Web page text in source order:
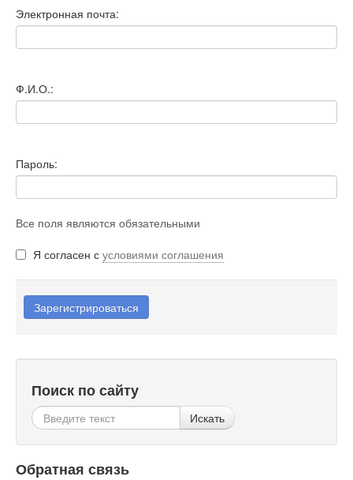
Электронная почта:
Ф.И.О.:
Пароль:
Все поля являются обязательными
Я согласен с условиями соглашения
Поиск по сайту
Искать
Обратная связь